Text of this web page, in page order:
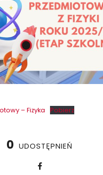
– Fizyka Pobierz
0 UDOSTĘPNIEŃ